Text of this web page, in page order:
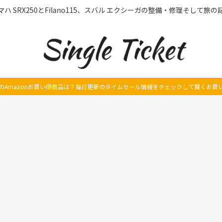
ハ SRX250とFilano115、スバル エクシーガの整備・修理そして旅の
Amazonお買い得商品は？毎日更新のタイムセール情報をチェックして賢くお買